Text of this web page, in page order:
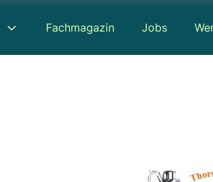
Fachmagazin Jobs